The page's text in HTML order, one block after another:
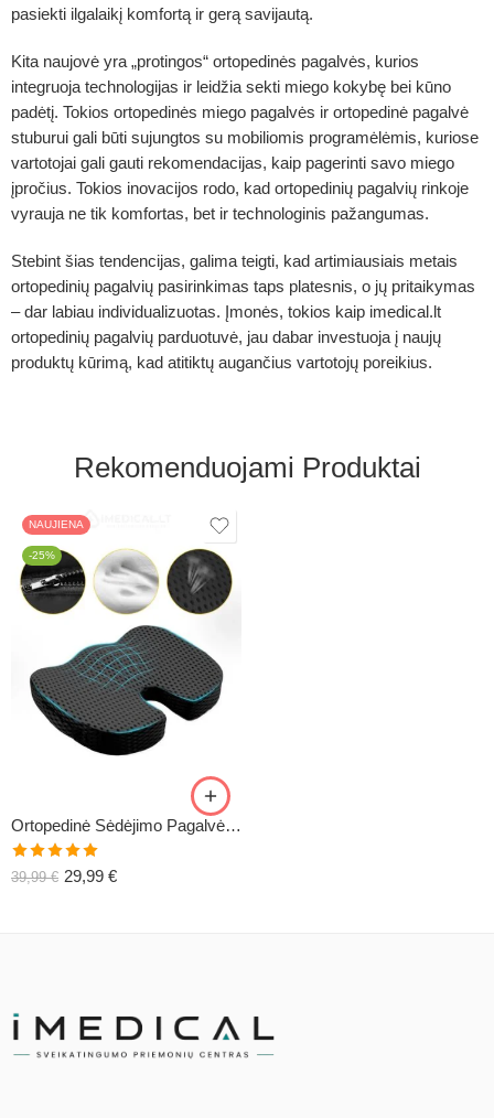
pasiekti ilgalaikį komfortą ir gerą savijautą.
Kita naujovė yra „protingos“ ortopedinės pagalvės, kurios
integruoja technologijas ir leidžia sekti miego kokybę bei kūno
padėtį. Tokios ortopedinės miego pagalvės ir ortopedinė pagalvė
stuburui gali būti sujungtos su mobiliomis programėlėmis, kuriose
vartotojai gali gauti rekomendacijas, kaip pagerinti savo miego
įpročius. Tokios inovacijos rodo, kad ortopedinių pagalvių rinkoje
vyrauja ne tik komfortas, bet ir technologinis pažangumas.
Stebint šias tendencijas, galima teigti, kad artimiausiais metais
ortopedinių pagalvių pasirinkimas taps platesnis, o jų pritaikymas
– dar labiau individualizuotas. Įmonės, tokios kaip imedical.lt
ortopedinių pagalvių parduotuvė, jau dabar investuoja į naujų
produktų kūrimą, kad atitiktų augančius vartotojų poreikius.
Rekomenduojami Produktai
NAUJIENA
-25%
Ortopedinė Sėdėjimo Pagalvė COMFO+
Įvertinimas:
5.00
39,99€ 29,99 €